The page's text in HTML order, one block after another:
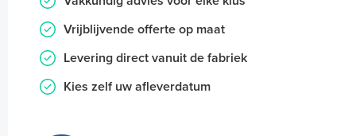
Vrijblijvende offerte op maat
Levering direct vanuit de fabriek
Kies zelf uw afleverdatum